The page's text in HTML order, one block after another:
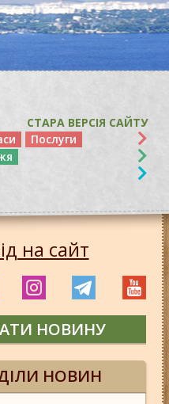
СТАРА ВЕРСІЯ САЙТУ
Послуги
на сайт
НОВИНУ
НОВИН